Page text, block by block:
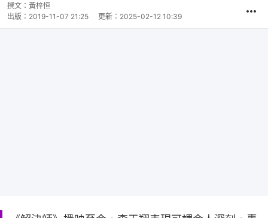
撰文： 黃梓恒
出版： 2019-11-07 21:25 更新： 2025-02-12 10:39